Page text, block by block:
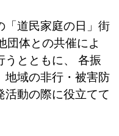
道民家庭の日」街
団体との共催によ
うとともに、 各振
地域の非行・被害防
動の際に役立てて